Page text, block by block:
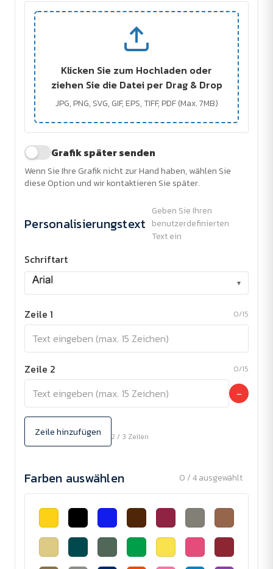
Klicken Sie zum Hochladen oder
ziehen Sie die Datei per Drag & Drop
JPG, PNG, SVG, GIF, EPS, TIFF, PDF (Max. 7MB)
Grafik später senden
Wenn Sie Ihre Grafik nicht zur Hand haben, wählen Sie
diese Option und wir kontaktieren Sie später.
Personalisierungstext
Geben Sie Ihren
benutzerdefinierten
Text ein
Schriftart
▾
Zeile 1 0/15
Zeile 2 0/15
−
Zeile hinzufügen 2 / 3 Zeilen
Farben auswählen 0 / 4 ausgewählt